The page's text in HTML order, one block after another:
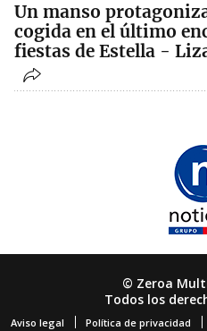
Un manso
cogida en el último
fiestas de Estella -
© Zeroa
Todos los
Aviso legal Política de privacidad